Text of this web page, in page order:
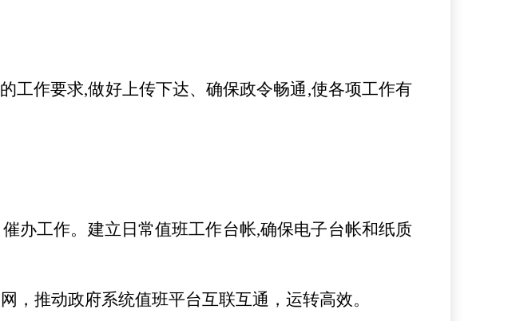
工作要求,做好上传下达、确保政令畅通,使各项工作有
办工作。建立日常值班工作台帐,确保电子台帐和纸质
，推动政府系统值班平台互联互通，运转高效。